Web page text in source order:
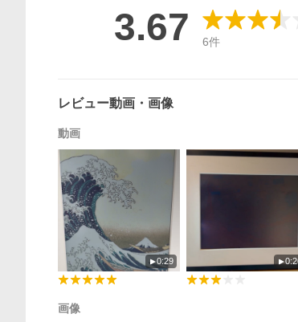
3.67 6件
レビュー動画・画像
動画
0:29
画像